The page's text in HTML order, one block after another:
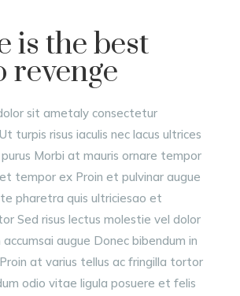
is the best
revenge
sit ametaly consectetur
turpis risus iaculis nec lacus ultrices
purus Morbi at mauris ornare tempor
tempor ex Proin et pulvinar augue
pharetra quis ultriciesao et
Sed risus lectus molestie vel dolor
accumsai augue Donec bibendum in
at varius tellus ac fringilla tortor
odio vitae ligula posuere et felis